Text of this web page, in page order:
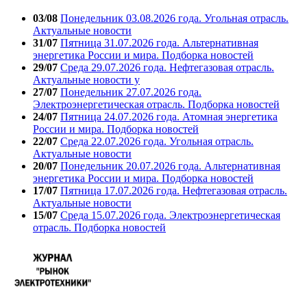
03/08 Понедельник 03.08.2026 года. Угольная отрасль.
Актуальные новости
31/07 Пятница 31.07.2026 года. Альтернативная
энергетика России и мира. Подборка новостей
29/07 Среда 29.07.2026 года. Нефтегазовая отрасль.
Актуальные новости у
27/07 Понедельник 27.07.2026 года.
Электроэнергетическая отрасль. Подборка новостей
24/07 Пятница 24.07.2026 года. Атомная энергетика
России и мира. Подборка новостей
22/07 Среда 22.07.2026 года. Угольная отрасль.
Актуальные новости
20/07 Понедельник 20.07.2026 года. Альтернативная
энергетика России и мира. Подборка новостей
17/07 Пятница 17.07.2026 года. Нефтегазовая отрасль.
Актуальные новости
15/07 Среда 15.07.2026 года. Электроэнергетическая
отрасль. Подборка новостей